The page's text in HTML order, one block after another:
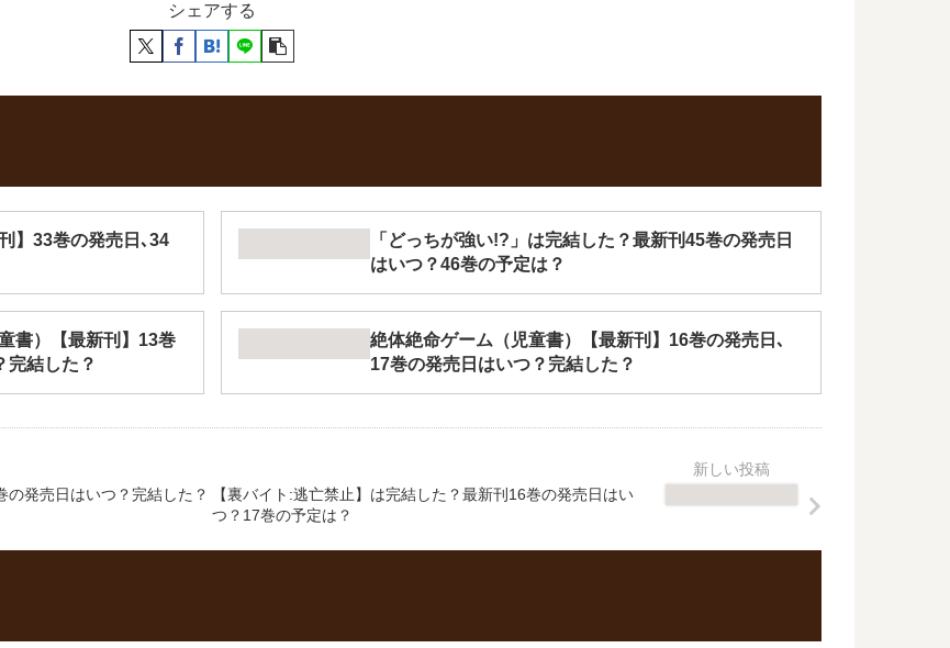
シェアする
】33巻の発売日､34
「どっちが強い!?」は完結した？最新刊45巻の発売日
はいつ？46巻の予定は？
書）【最新刊】13巻
完結した？
絶体絶命ゲーム（児童書）【最新刊】16巻の発売日､
17巻の発売日はいつ？完結した？
の発売日はいつ？完結した？
【裏バイト:逃亡禁止】は完結した？最新刊16巻の発売日はい
つ？17巻の予定は？